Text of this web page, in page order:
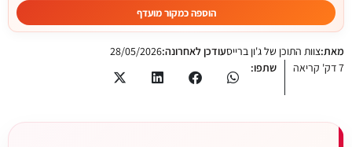
הוספה כמקור מועדף
מאת:צוות התוכן של ג'ון ברייסעודכן לאחרונה:28/05/2026
7 דק' קריאה
שתפו: